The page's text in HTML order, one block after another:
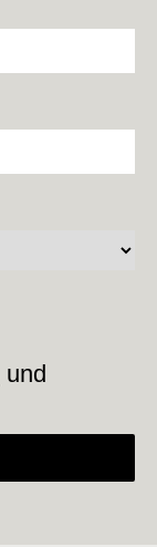
und